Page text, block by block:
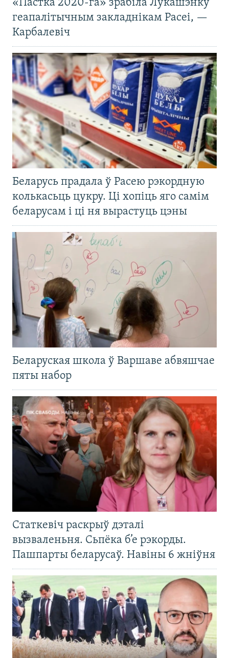
«Пастка 2020-га» зрабіла Лукашэнку
геапалітычным закладнікам Расеі, —
Карбалевіч
Беларусь прадала ў Расею рэкордную
колькасьць цукру. Ці хопіць яго самім
беларусам і ці ня вырастуць цэны
Беларуская школа ў Варшаве абвяшчае
пяты набор
Статкевіч раскрыў дэталі
вызваленьня. Сьпёка б’е рэкорды.
Пашпарты беларусаў. Навіны 6 жніўня